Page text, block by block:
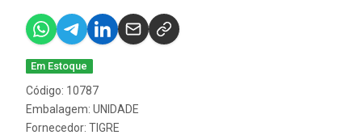
Em Estoque
Código: 10787
Embalagem: UNIDADE
Fornecedor: TIGRE